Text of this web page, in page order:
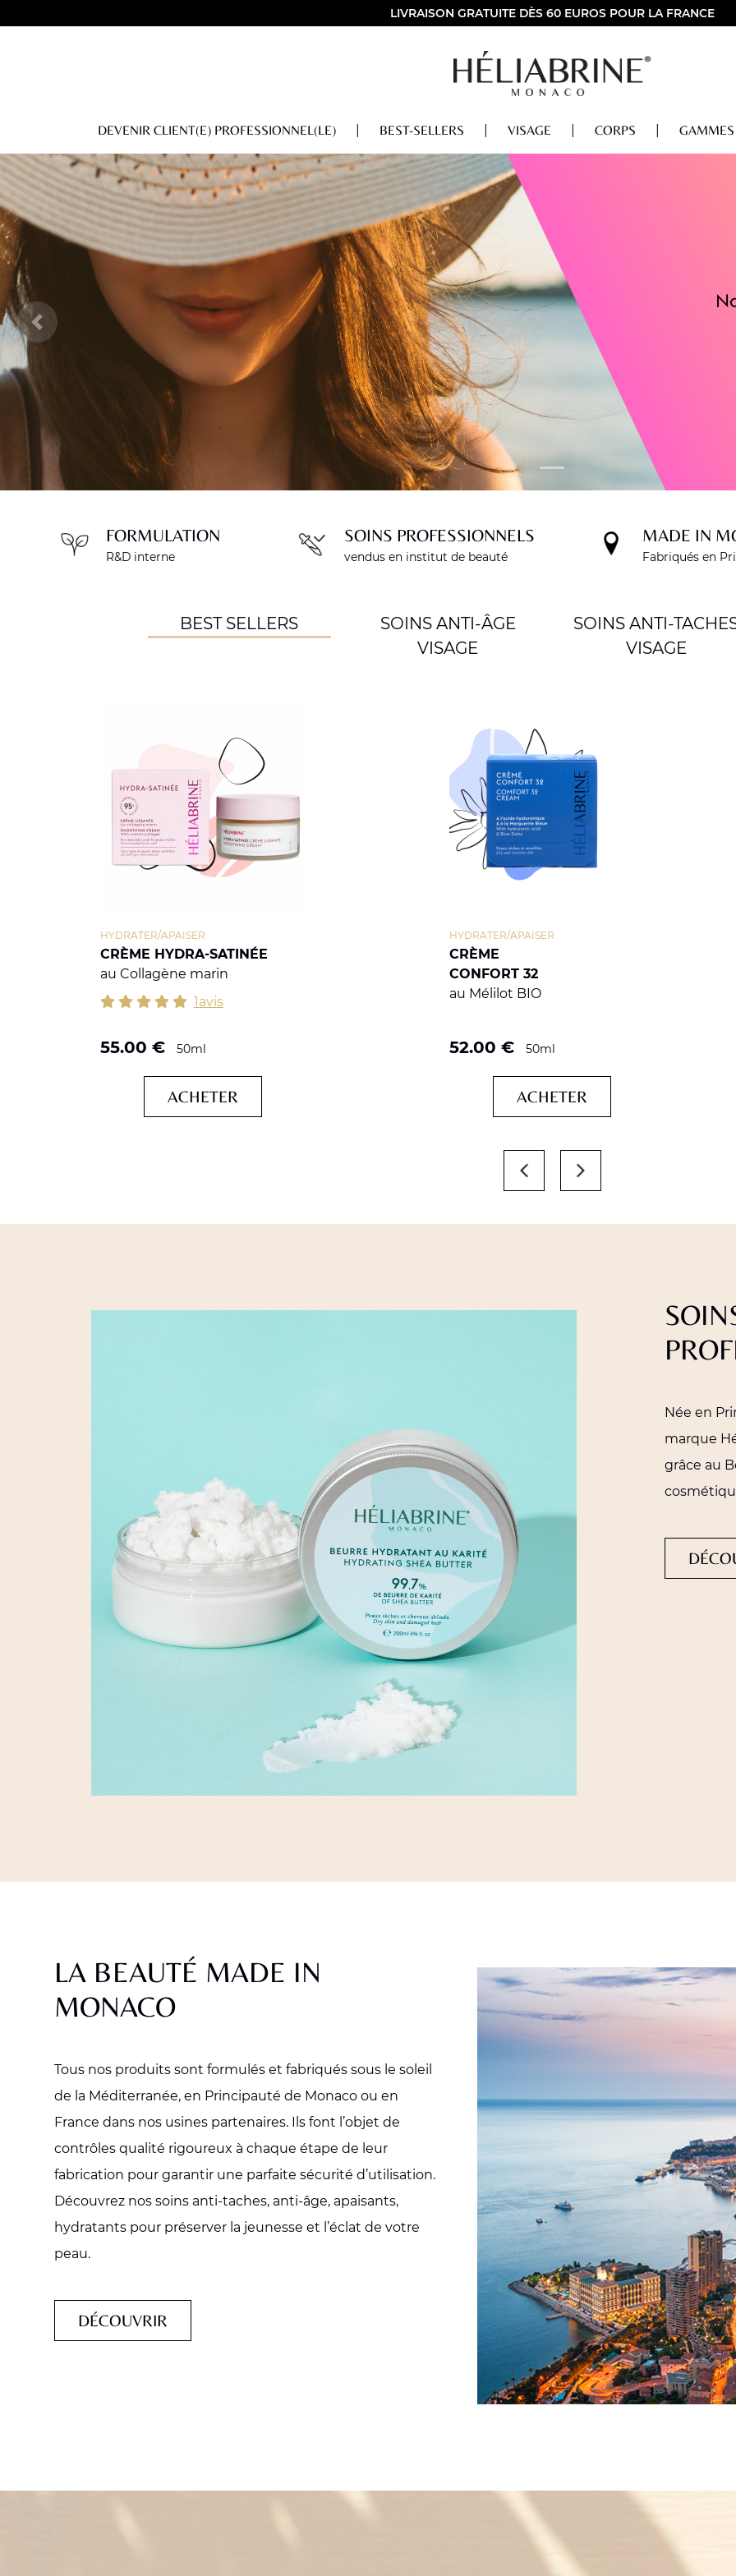
LIVRAISON GRATUITE DÈS 60 EUROS POUR LA FRANCE
DEVENIR CLIENT(E) PROFESSIONNEL(LE) BEST-SELLERS VISAGE CORPS GAMMES
FORMULATION
R&D interne
SOINS PROFESSIONNELS
vendus en institut de beauté
MADE IN
Fabriqués en
BEST SELLERS
SOINS ANTI-ÂGE
VISAGE
SOINS ANTI-
VISAGE
CRÈME HYDRA-SATINÉE
HYDRATER/APAISER
au Collagène marin
1avis
55.00 € 50ml
ACHETER
CRÈME
CONFORT 32
HYDRATER/APAISER
au Mélilot BIO
52.00 € 50ml
ACHETER
Née en
marque
grâce au
LA BEAUTÉ MADE IN
MONACO
Tous nos produits sont formulés et fabriqués sous le soleil
de la Méditerranée, en Principauté de Monaco ou en
France dans nos usines partenaires. Ils font l’objet de
contrôles qualité rigoureux à chaque étape de leur
fabrication pour garantir une parfaite sécurité d’utilisation.
Découvrez nos soins anti-taches, anti-âge, apaisants,
hydratants pour préserver la jeunesse et l’éclat de votre
peau.
DÉCOUVRIR